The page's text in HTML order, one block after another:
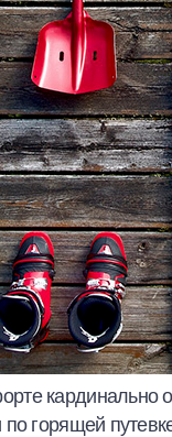
кардинально
горящей